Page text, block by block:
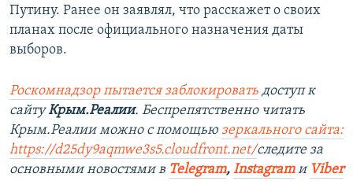
Путину. Ранее он заявлял, что расскажет о своих
планах после официального назначения даты
выборов.
Роскомнадзор пытается заблокировать доступ к
сайтуКрым.Реалии. Беспрепятственно читать
Крым.Реалии можно с помощью зеркального сайта:
https://d25dy9aqmwe3s5.cloudfront.net/следите за
основными новостями в Telegram, Instagram и Viber